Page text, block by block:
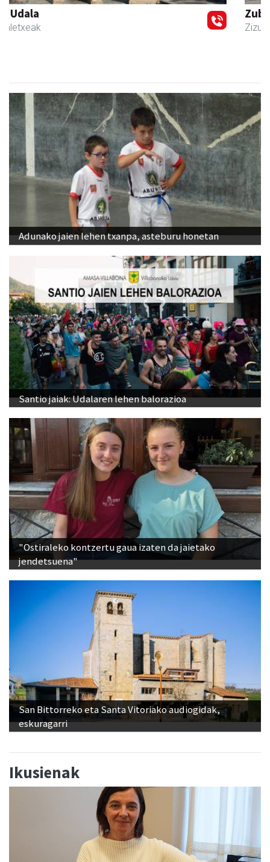
Zubimusu Ikastola
Zizurkil - Hezkuntza
Adunako jaien lehen txanpa, asteburu honetan
Santio jaiak: Udalaren lehen balorazioa
"Ostiraleko kontzertu gaua izaten da jaietako
jendetsuena"
San Bittorreko eta Santa Vitoriako audiogidak,
eskuragarri
Ikusienak